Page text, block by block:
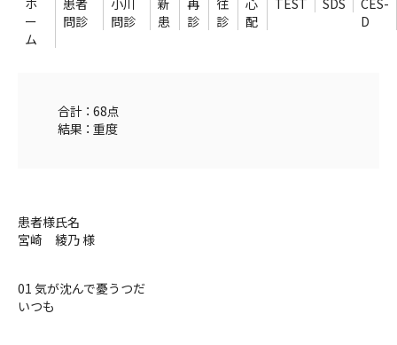
ー
ム
問診
問診
患
診
診
配
D
合計 ： 68点
結果 ： 重度
患者様氏名
宮崎 綾乃 様
01 気が沈んで憂うつだ
いつも